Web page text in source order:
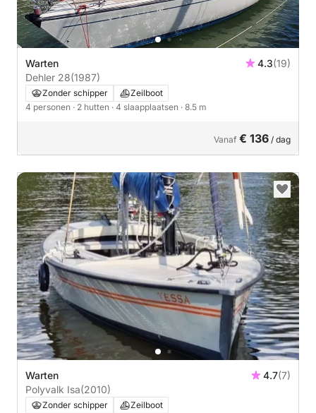
Warten 4.3(19)
Dehler 28(1987)
Zonder schipper
Zeilboot
4 personen · 2 hutten · 4 slaapplaatsen · 8.5 m
Vanaf € 136 / dag
Warten 4.7(7)
Polyvalk Isa(2010)
Zonder schipper
Zeilboot